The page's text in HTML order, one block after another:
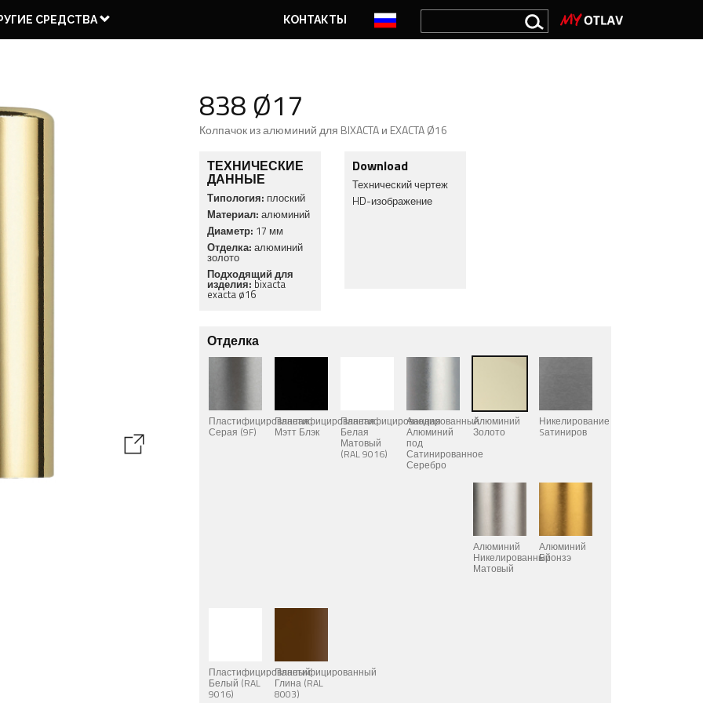
ЧАСТЕЙ
ОСЕВАЯ
СРЕДСТВА КОНТАКТЫ
838 Ø17
Колпачок из алюминий для BIXACTA и EXACTA Ø16
ТЕХНИЧЕСКИЕ
ДАННЫЕ
Типология: плоский
Материал: алюминий
Диаметр: 17 мм
Отделка: алюминий
золото
Подходящий для
изделия: bixacta
exacta ø16
Download
Технический чертеж
HD-изображение
Отделка
Пластифицированная
Серая (9F)
Пластифицированная
Мэтт Блэк
Пластифицированная
Белая
Матовый
(RAL 9016)
Анодированный
Алюминий
под
Сатинированное
Серебро
Алюминий
Золото
Никелирование
Sатиниров
Алюминий
Никелированный
Матовый
Алюминий
Бронзэ
Пластифицированный
Белый (RAL
9016)
Пластифицированный
Глина (RAL
8003)